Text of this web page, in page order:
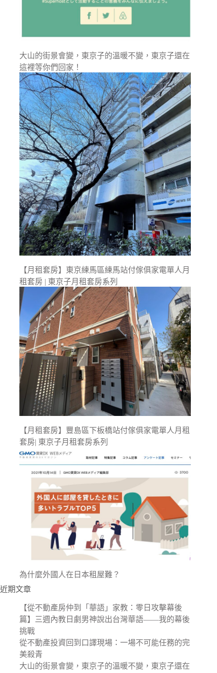
大山的街景會變，東京子的溫暖不變，東京子還在
這裡等你們回家！
【月租套房】東京練馬區練馬站付傢俱家電單人月
租套房 | 東京子月租套房系列
【月租套房】豐島區下板橋站付傢俱家電單人月租
套房| 東京子月租套房系列
為什麼外國人在日本租屋難？
近期文章
【從不動產房仲到「華語」家教：零日攻擊幕後
篇】三週內教日劇男神說出台灣華語——我的幕後
挑戰
從不動產投資回到口譯現場：一場不可能任務的完
美殺青
大山的街景會變，東京子的溫暖不變，東京子還在